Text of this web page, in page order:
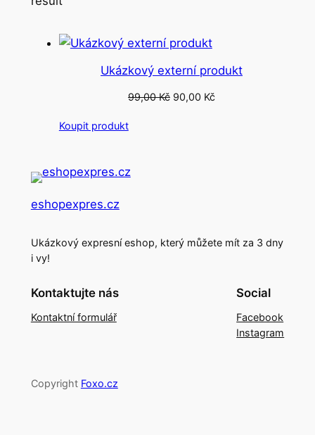
Ukázkový externí produkt
99,00Kč Original
90,00 KčCurrent
Koupit produkt
eshopexpres.cz
Ukázkový expresní eshop, který můžete mít za 3 dny
i vy!
Kontaktujte nás
Kontaktní formulář
Social
Facebook
Instagram
Copyright Foxo.cz